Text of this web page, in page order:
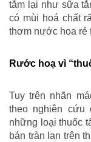
tắm lại như sữa
có mùi hoá chất
thơm nước hoa rẻ
Rước hoạ vì
Tuy trên nhãn
theo nghiên cứu
những loại thuốc
bán tràn lan trên